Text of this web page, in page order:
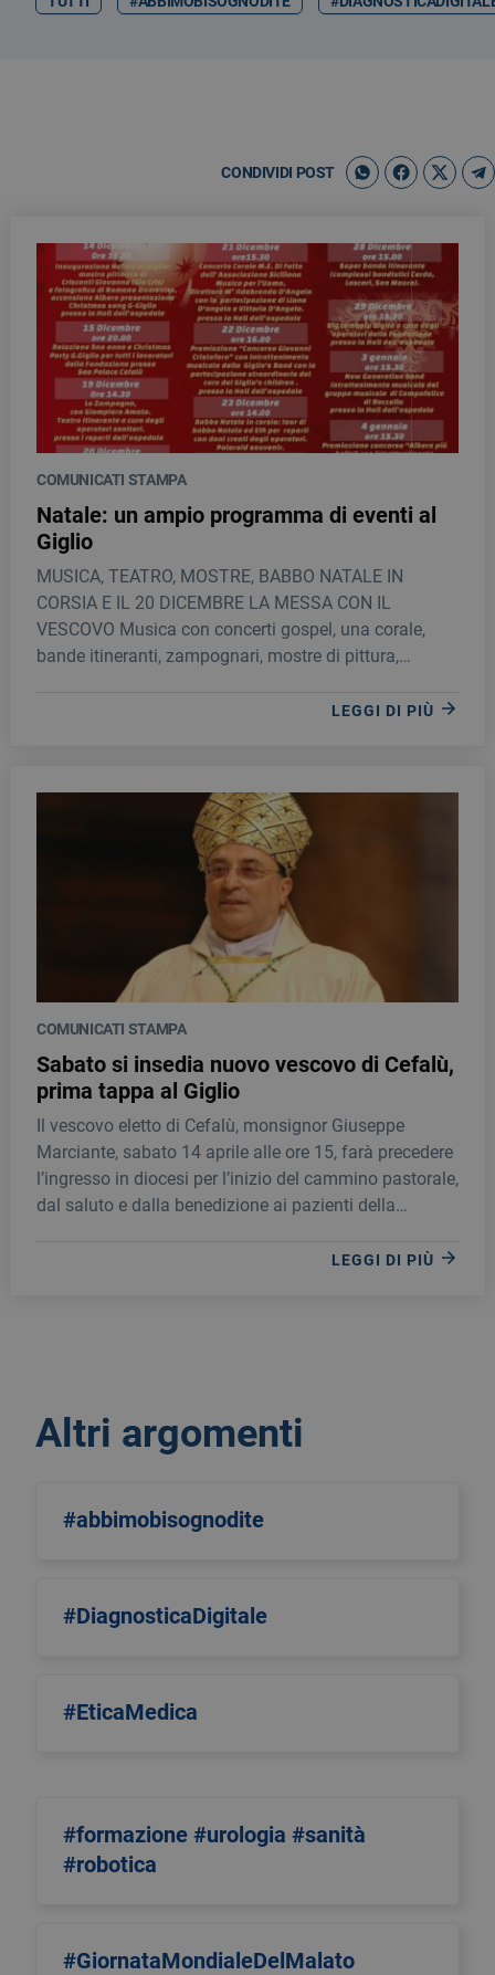
CONDIVIDI POST
COMUNICATI STAMPA
Natale: un ampio programma di eventi al
Giglio
MUSICA, TEATRO, MOSTRE, BABBO NATALE IN
CORSIA E IL 20 DICEMBRE LA MESSA CON IL
VESCOVO Musica con concerti gospel, una corale,
bande itineranti, zampognari, mostre di pittura,
concorso per premiare l’albero più bello e la befana
struttura sanitaria, per offrire ai propri pazienti
momenti di allegria e gioiosità.
LEGGI DI PIÙ
COMUNICATI STAMPA
Sabato si insedia nuovo vescovo di Cefalù,
prima tappa al Giglio
Il vescovo eletto di Cefalù, monsignor Giuseppe
Marciante, sabato 14 aprile alle ore 15, farà precedere
l’ingresso in diocesi per l’inizio del cammino pastorale,
dal saluto e dalla benedizione ai pazienti della
LEGGI DI PIÙ
Altri argomenti
#abbimobisognodite
#DiagnosticaDigitale
#EticaMedica
#formazione #urologia #sanità
#robotica
#GiornataMondialeDelMalato